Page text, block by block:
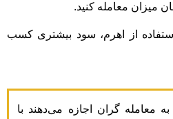
میزان معامله کنید.
از اهرم، سود بیشتری کسب
به معامله گران اجازه می‌دهند با